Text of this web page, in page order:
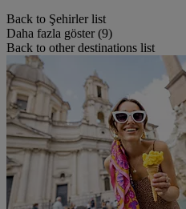
Back to Şehirler list
Daha fazla göster (9)
Back to other destinations list